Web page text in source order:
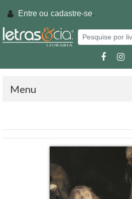
Entre ou cadastre-se.
Menu